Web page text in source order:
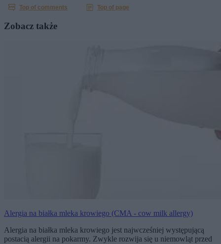
Zobacz także
Alergia na białka mleka krowiego (CMA - cow milk allergy)
Alergia na białka mleka krowiego jest najwcześniej występującą
postacią alergii na pokarmy. Zwykle rozwija się u niemowląt przed